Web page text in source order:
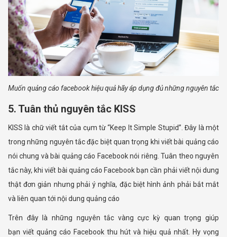
Muốn quảng cáo facebook hiệu quả hãy áp dụng đủ những nguyên tắc
5. Tuân thủ nguyên tắc KISS
KISS là chữ viết tắt của cụm từ “Keep It Simple Stupid”. Đây là một
trong những nguyên tắc đặc biệt quan trọng khi viết bài quảng cáo
nói chung và bài quảng cáo Facebook nói riêng. Tuân theo nguyên
tắc này, khi viết bài quảng cáo Facebook bạn cần phải viết nội dung
thật đơn giản nhưng phải ý nghĩa, đặc biệt hình ảnh phải bắt mắt
và liên quan tới nội dung quảng cáo
Trên đây là những nguyên tắc vàng cực kỳ quan trọng giúp
bạn viết quảng cáo Facebook thu hút và hiệu quả nhất. Hy vọng